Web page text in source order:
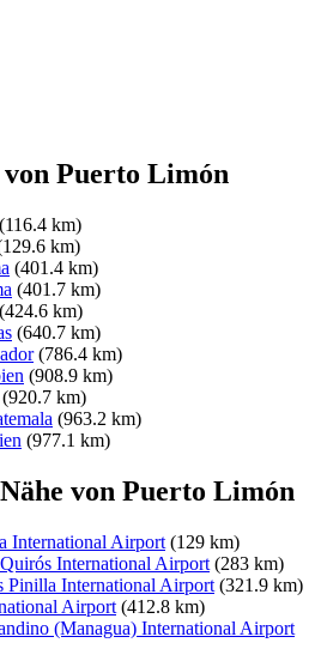
Puerto Limón
(116.4 km)
km)
(401.4 km)
(401.7 km)
(424.6 km)
(640.7 km)
(786.4 km)
(908.9 km)
(920.7 km)
(963.2 km)
(977.1 km)
von Puerto Limón
International Airport (129 km)
International Airport (283 km)
Pinilla International Airport (321.9 km)
Airport (412.8 km)
(Managua) International Airport